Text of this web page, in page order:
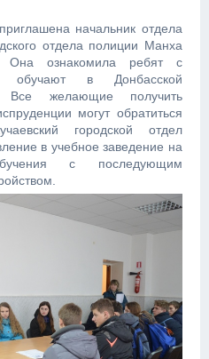
начальник отдела
отдела полиции Манха
Она ознакомила ребят с
обучают в Донбасской
Все желающие получить
могут обратиться
городской отдел
в учебное заведение на
с последующим